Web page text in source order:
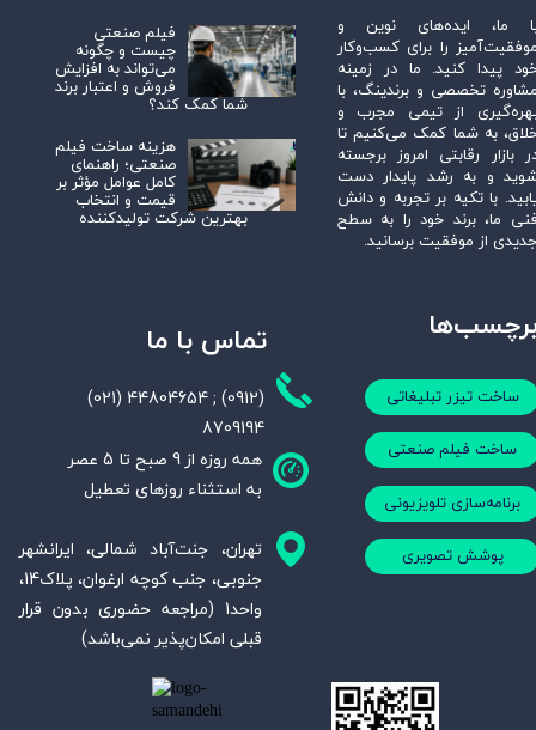
تماس با ما
(021) 44804654 ; (0912)
8709194
همه روزه از 9 صبح تا 5 عصر
به استثناء روزهای تعطیل
تهران، جنت‌آباد شمالی، ایرانشهر
جنوبی، جنب کوچه ارغوان، پلاک14،
واحد1 (مراجعه حضوری بدون قرار
قبلی امکان‌پذیر نمی‌باشد)
ما، ایده‌های نوین و
را برای کسب‌وکار
پیدا کنید. ما در زمینه
تخصصی و برندینگ، با
از تیمی مجرب و
به شما کمک می‌کنیم تا
بازار رقابتی امروز برجسته
و به رشد پایدار دست
با تکیه بر تجربه و دانش
ما، برند خود را به سطح
از موفقیت برسانید.
فیلم صنعتی
چیست و چگونه
می‌تواند به افزایش
فروش و اعتبار برند
شما کمک کند؟
هزینه ساخت فیلم
صنعتی؛ راهنمای
کامل عوامل مؤثر بر
قیمت و انتخاب
بهترین شرکت تولیدکننده
ساخت فیلم صنعتی
ساخت تیزر تبلیغاتی
پوشش تصویری
برنامه‌سازی تلویزیونی